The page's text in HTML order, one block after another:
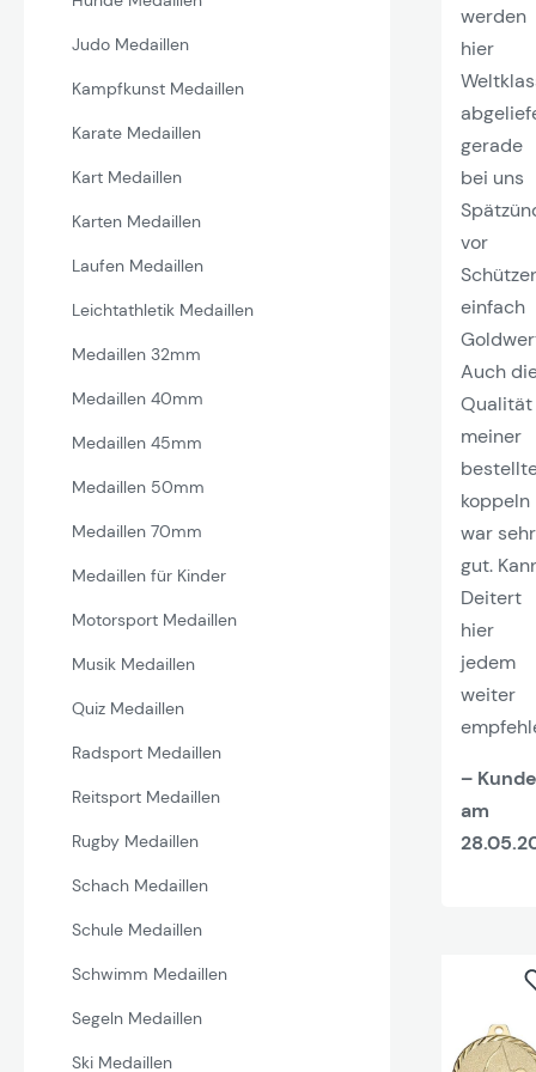
Judo Medaillen
Kampfkunst Medaillen
Karate Medaillen
Kart Medaillen
Karten Medaillen
Laufen Medaillen
Leichtathletik Medaillen
Medaillen 32mm
Medaillen 40mm
Medaillen 45mm
Medaillen 50mm
Medaillen 70mm
Medaillen für Kinder
Motorsport Medaillen
Musik Medaillen
Quiz Medaillen
Radsport Medaillen
Reitsport Medaillen
Rugby Medaillen
Schach Medaillen
Schule Medaillen
Schwimm Medaillen
Segeln Medaillen
Ski Medaillen
werden
hier
gerade
bei uns
vor
einfach
Auch
Qualität
meiner
koppeln
war sehr
gut.
Deitert
hier
jedem
weiter
– Kunde
am